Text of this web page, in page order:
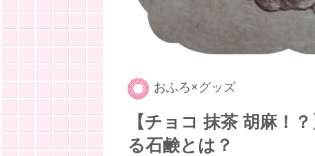
おふろ×グッズ
【チョコ 抹茶 胡麻！
る石鹸とは？